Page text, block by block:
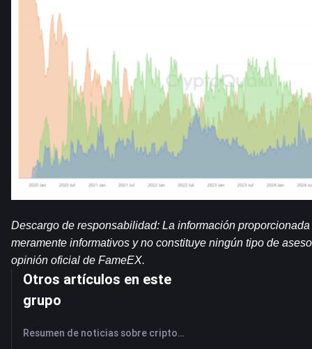
Descargo de responsabilidad: La información
meramente informativos y no constituye ningún tipo de
opinión oficial de FameEX.
Otros artículos en este
grupo
Resumen de noticias sobre criptomonedas de FameEX de hoy | 7 de agosto de 2026